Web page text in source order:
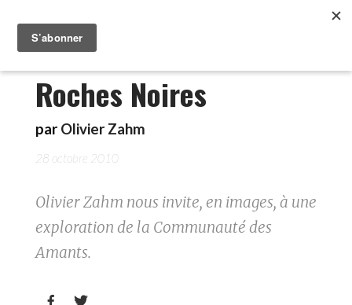
Roches Noires
par Olivier Zahm
28 octobre 2010
Olivier Zahm nous invite, en images, à une
exploration de la Communauté des
Amants.
 